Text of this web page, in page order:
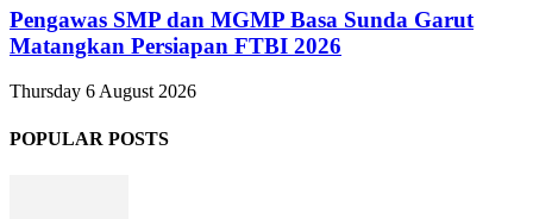
Pengawas SMP dan MGMP Basa Sunda Garut
Matangkan Persiapan FTBI 2026
Thursday 6 August 2026
POPULAR POSTS